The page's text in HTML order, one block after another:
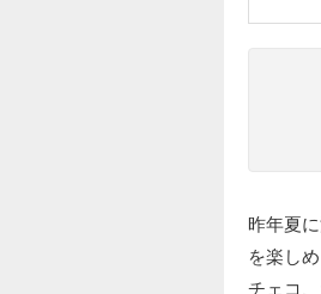
昨年夏
を楽し
チェコ